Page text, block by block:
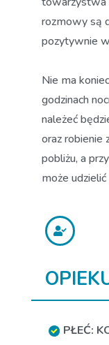
rozmowy są
pozytywnie
Nie ma
godzinach
należeć
oraz robienie
pobliżu, a
może
PŁEĆ: